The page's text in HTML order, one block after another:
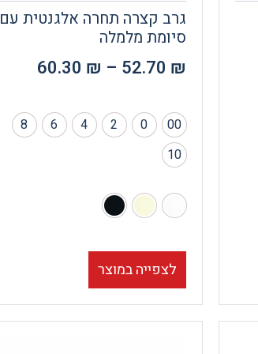
גרב קצרה תחרה אלגנטית עם
סיומת מלמלה
52.70 ₪
–
60.30 ₪
00
0
2
4
6
8
10
לצפייה במוצר